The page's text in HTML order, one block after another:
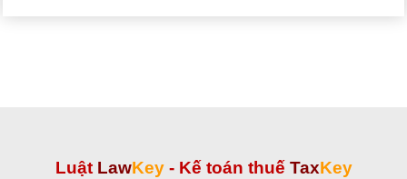
Luật LawKey - Kế toán thuế TaxKey